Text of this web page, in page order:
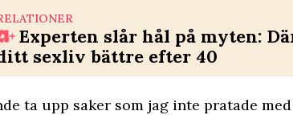
Experten slår hål på myten:
sexliv bättre efter 40
ta upp saker som jag inte pratade